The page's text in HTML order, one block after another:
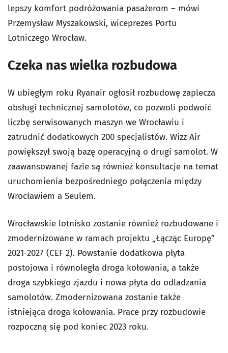
lepszy komfort podróżowania pasażerom – mówi
Przemysław Myszakowski, wiceprezes Portu
Lotniczego Wrocław.
Czeka nas wielka rozbudowa
W ubiegłym roku Ryanair ogłosił rozbudowę zaplecza
obsługi technicznej samolotów, co pozwoli podwoić
liczbę serwisowanych maszyn we Wrocławiu i
zatrudnić dodatkowych 200 specjalistów. Wizz Air
powiększył swoją bazę operacyjną o drugi samolot. W
zaawansowanej fazie są również konsultacje na temat
uruchomienia bezpośredniego połączenia między
Wrocławiem a Seulem.
Wrocławskie lotnisko zostanie również rozbudowane i
zmodernizowane w ramach projektu „Łącząc Europę”
2021-2027 (CEF 2). Powstanie dodatkowa płyta
postojowa i równoległa droga kołowania, a także
droga szybkiego zjazdu i nowa płyta do odladzania
samolotów. Zmodernizowana zostanie także
istniejąca droga kołowania. Prace przy rozbudowie
rozpoczną się pod koniec 2023 roku.